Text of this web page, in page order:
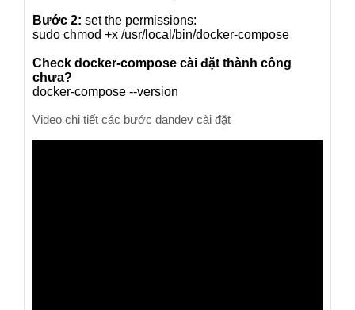
Bước 2: set the permissions:
sudo chmod +x /usr/local/bin/docker-compose
Check docker-compose cài đặt thành công
chưa?
docker-compose --version
Video chi tiết các bước dandev cài đặt